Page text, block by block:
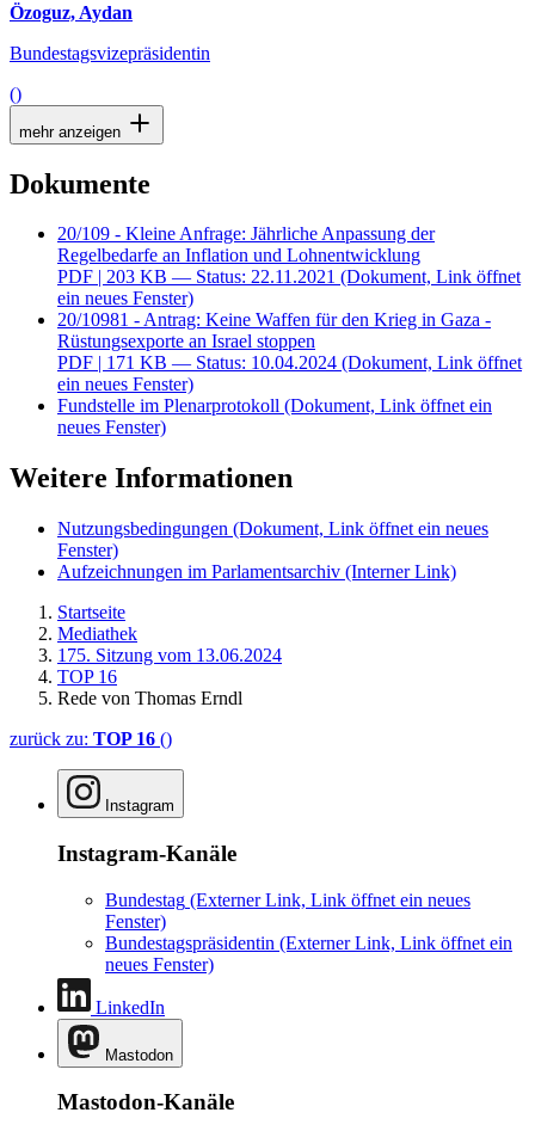
Özoguz, Aydan
Bundestagsvizepräsidentin
()
mehr anzeigen
Dokumente
20/109 - Kleine Anfrage: Jährliche Anpassung der
Regelbedarfe an Inflation und Lohnentwicklung
PDF | 203 KB — Status: 22.11.2021 (Dokument, Link öffnet
ein neues Fenster)
20/10981 - Antrag: Keine Waffen für den Krieg in Gaza -
Rüstungsexporte an Israel stoppen
PDF | 171 KB — Status: 10.04.2024 (Dokument, Link öffnet
ein neues Fenster)
Fundstelle im Plenarprotokoll (Dokument, Link öffnet ein
neues Fenster)
Weitere Informationen
Nutzungsbedingungen (Dokument, Link öffnet ein neues
Fenster)
Aufzeichnungen im Parlamentsarchiv (Interner Link)
Startseite
Mediathek
175. Sitzung vom 13.06.2024
TOP 16
Rede von Thomas Erndl
zurück zu: TOP 16 ()
Instagram
Instagram-Kanäle
Bundestag (Externer Link, Link öffnet ein neues
Fenster)
Bundestagspräsidentin (Externer Link, Link öffnet ein
neues Fenster)
LinkedIn
Mastodon
Mastodon-Kanäle